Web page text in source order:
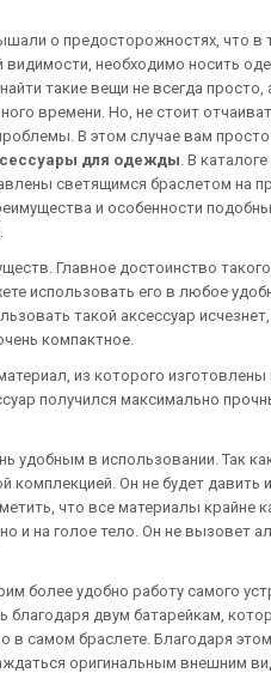
о предосторожностях, что в
видимости, необходимо носить
такие вещи не всегда просто,
времени. Но, не стоит
В этом случае вам
для одежды. В
светящимся браслетом на
и особенности
Главное достоинство
использовать его в любое
такой аксессуар
компактное.
из которого
получился максимально
удобным в использовании. Так
Он не будет давить
что все материалы крайне
на голое тело. Он не вызовет
более удобно работу самого
благодаря двум батарейкам,
в самом браслете. Благодаря
оригинальным внешним